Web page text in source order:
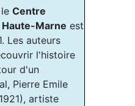
Centre
Marne est
Les auteurs
l'histoire
d'un
Pierre Emile
artiste